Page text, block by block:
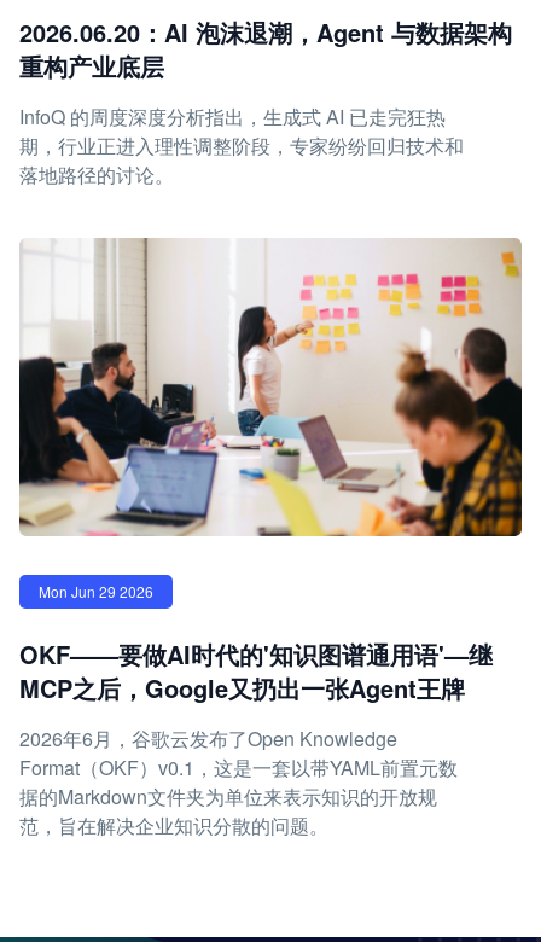
2026.06.20：AI 泡沫退潮，Agent 与数据架构
重构产业底层
InfoQ 的周度深度分析指出，生成式 AI 已走完狂热
期，行业正进入理性调整阶段，专家纷纷回归技术和
落地路径的讨论。
Mon Jun 29 2026
OKF——要做AI时代的'知识图谱通用语'—继
MCP之后，Google又扔出一张Agent王牌
2026年6月，谷歌云发布了Open Knowledge
Format（OKF）v0.1，这是一套以带YAML前置元数
据的Markdown文件夹为单位来表示知识的开放规
范，旨在解决企业知识分散的问题。